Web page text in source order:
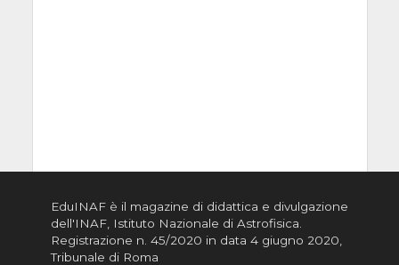
EduINAF è il magazine di didattica e divulgazione
dell'INAF, Istituto Nazionale di Astrofisica
Registrazione n. 45/2020 in data 4 giugno 2020,
Tribunale di Roma